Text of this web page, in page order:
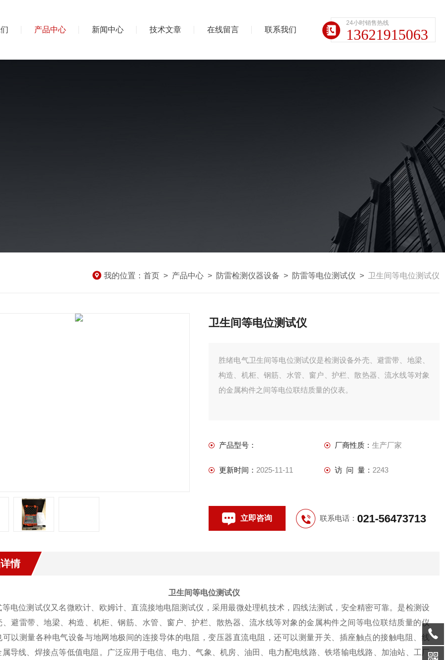
产品中心 新闻中心 技术文章 在线留言 联系我们
24小时销售热线
13621915063
我的位置： 首页 > 产品中心 > 防雷检测仪器设备 > 防雷等电位测试仪 > 卫生间等电位测试仪
卫生间等电位测试仪
胜绪电气卫生间等电位测试仪是检测设备外壳、避雷带、地梁、
构造、机柜、钢筋、水管、窗户、护栏、散热器、流水线等对象
的金属构件之间等电位联结质量的仪表。
产品型号： 厂商性质： 生产厂家
更新时间： 2025-11-11 访 问 量： 2243
立即咨询 联系电话： 021-56473713
情
卫生间等电位测试仪
等电位测试仪又名微欧计、欧姆计、直流接地电阻测试仪，采用最微处理机技术，四线法测试，安全精密可靠。是检测设
、避雷带、地梁、构造、机柜、钢筋、水管、窗户、护栏、散热器、流水线等对象的金属构件之间等电位联结质量的仪
可以测量各种电气设备与地网地极间的连接导体的电阻，变压器直流电阻，还可以测量开关、插座触点的接触电阻、线
属导线、焊接点等低值电阻。广泛应用于电信、电力、气象、机房、油田、电力配电线路、铁塔输电线路、加油站、工厂